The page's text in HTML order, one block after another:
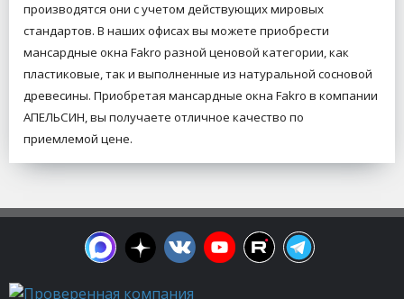
производятся они с учетом действующих мировых
стандартов. В наших офисах вы можете приобрести
мансардные окна Fakro разной ценовой категории, как
пластиковые, так и выполненные из натуральной сосновой
древесины. Приобретая мансардные окна Fakro в компании
АПЕЛЬСИН, вы получаете отличное качество по
приемлемой цене.